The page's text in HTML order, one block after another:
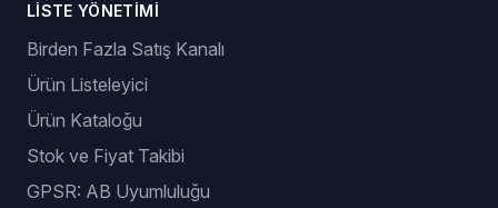
LISTE YÖNETIMI
Birden Fazla Satış Kanalı
Ürün Listeleyici
Ürün Kataloğu
Stok ve Fiyat Takibi
GPSR: AB Uyumluluğu